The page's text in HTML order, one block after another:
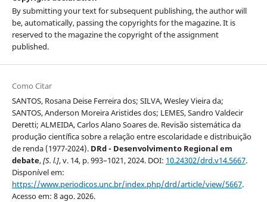
By submitting your text for subsequent publishing, the author will
be, automatically, passing the copyrights for the magazine. It is
reserved to the magazine the copyright of the assignment
published.
Como Citar
SANTOS, Rosana Deise Ferreira dos; SILVA, Wesley Vieira da;
SANTOS, Anderson Moreira Aristides dos; LEMES, Sandro Valdecir
Deretti; ALMEIDA, Carlos Alano Soares de. Revisão sistemática da
produção científica sobre a relação entre escolaridade e distribuição
de renda (1977-2024). DRd - Desenvolvimento Regional em
debate,[S. l.], v. 14, p. 993–1021, 2024. DOI: 10.24302/drd.v14.5667.
Disponível em:
https://www.periodicos.unc.br/index.php/drd/article/view/5667.
Acesso em: 8 ago. 2026.